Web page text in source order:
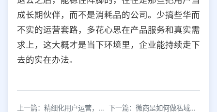
成长期伙伴，而不是消耗品的公司。少搞些华而
不实的运营套路，多花心思在产品服务和真实需
求上，这大概才是当下环境里，企业能持续走下
去的实在办法。
上一篇：精细化用户运营，有这一套指南就够了 下一篇：微商是如何做私域流量的？